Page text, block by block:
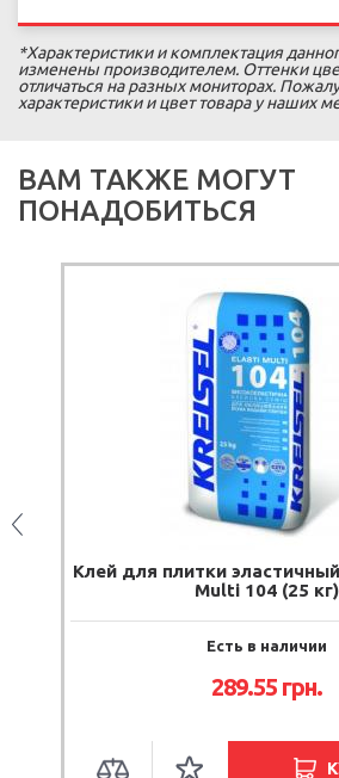
*Характеристики и комплектация
изменены производителем. Оттенки
отличаться на разных мониторах.
характеристики и цвет товара у наших
ВАМ ТАКЖЕ МОГУТ
ПОНАДОБИТЬСЯ
Клей для плитки
Multi 104 (25 кг)
Есть в наличии
289.55 грн.